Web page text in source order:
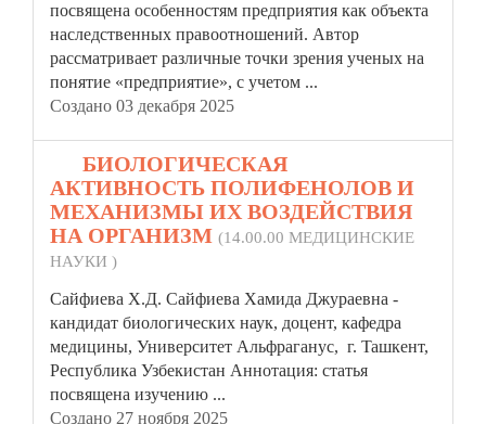
посвящена особенностям предприятия как объекта
наследственных правоотношений. Автор
рассматривает различные точки зрения ученых на
понятие «предприятие», с учетом ...
Создано 03 декабря 2025
БИОЛОГИЧЕСКАЯ
АКТИВНОСТЬ ПОЛИФЕНОЛОВ И
МЕХАНИЗМЫ ИХ ВОЗДЕЙСТВИЯ
НА ОРГАНИЗМ (14.00.00 МЕДИЦИНСКИЕ
НАУКИ )
Сайфиева Х.Д. Сайфиева Хамида Джураевна -
кандидат биологических наук, доцент, кафедра
медицины, Университет Альфраганус, г. Taшкент,
Республика Узбекистан Аннотация: статья
посвящена изучению ...
Создано 27 ноября 2025